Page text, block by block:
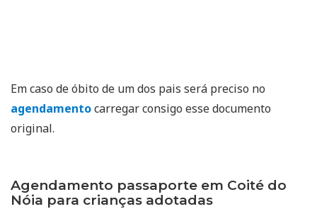
Em caso de óbito de um dos pais será preciso no
agendamentocarregar consigo esse documento
original.
Agendamento passaporte em Coité do
Nóia para crianças adotadas